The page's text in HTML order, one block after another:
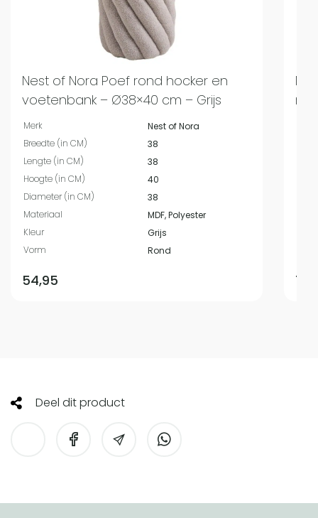
Nest of Nora Poef rond hocker en
voetenbank – Ø38×40 cm – Grijs
Merk
Nest of Nora
Breedte (in CM)
38
Lengte (in CM)
38
Hoogte (in CM)
40
Diameter (in CM)
38
Materiaal
MDF, Polyester
Kleur
Grijs
Vorm
Rond
54,95
Deel dit product